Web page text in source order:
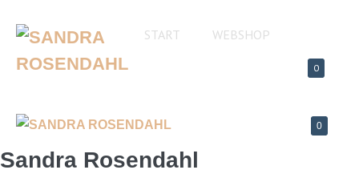
START
WEBSHOP
0ITEMS
0ITEMS
Sandra Rosendahl